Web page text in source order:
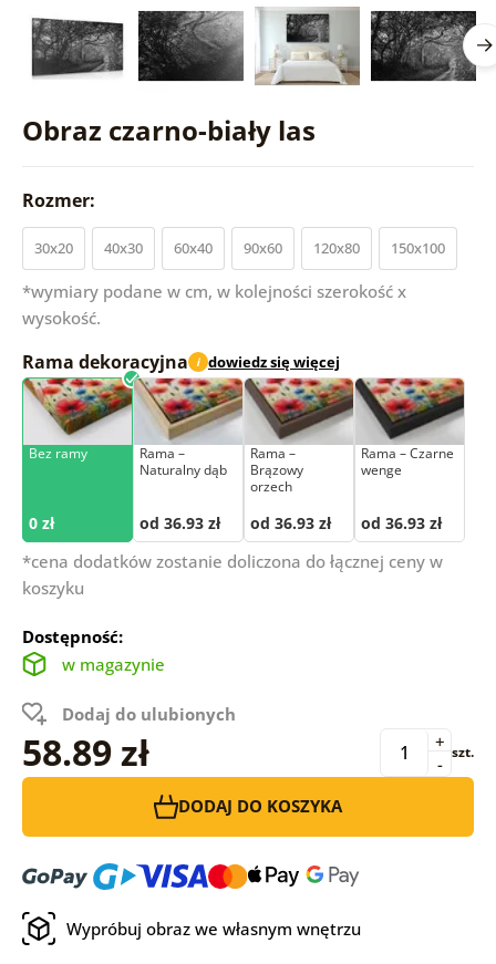
Obraz czarno-biały las
Rozmer:
30x20 40x30 60x40 90x60 120x80 150x100
*wymiary podane w cm, w kolejności szerokość x
wysokość.
Rama dekoracyjna i dowiedz się więcej
Bez ramy
0 zł
Rama –
Naturalny dąb
od 36.93 zł
Rama –
Brązowy
orzech
od 36.93 zł
Rama – Czarne
wenge
od 36.93 zł
*cena dodatków zostanie doliczona do łącznej ceny w
koszyku
Dostępność:
w magazynie
Dodaj do ulubionych
58.89 zł -
+ szt.
DODAJ DO KOSZYKA
Wypróbuj obraz we własnym wnętrzu